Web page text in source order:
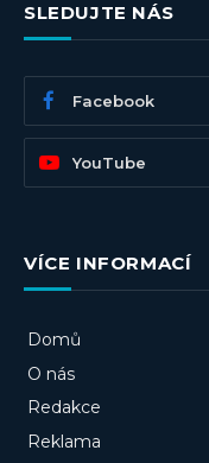
SLEDUJTE NÁS
Facebook
YouTube
VÍCE INFORMACÍ
Domů
O nás
Redakce
Reklama